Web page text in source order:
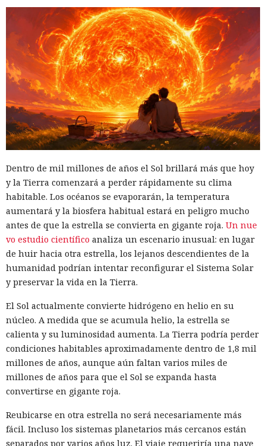
Dentro de mil millones de años el Sol brillará más que hoy
y la Tierra comenzará a perder rápidamente su clima
habitable. Los océanos se evaporarán, la temperatura
aumentará y la biosfera habitual estará en peligro mucho
antes de que la estrella se convierta en gigante roja. Un nue
vo estudio científico analiza un escenario inusual: en lugar
de huir hacia otra estrella, los lejanos descendientes de la
humanidad podrían intentar reconfigurar el Sistema Solar
y preservar la vida en la Tierra.
El Sol actualmente convierte hidrógeno en helio en su
núcleo. A medida que se acumula helio, la estrella se
calienta y su luminosidad aumenta. La Tierra podría perder
condiciones habitables aproximadamente dentro de 1,8 mil
millones de años, aunque aún faltan varios miles de
millones de años para que el Sol se expanda hasta
convertirse en gigante roja.
Reubicarse en otra estrella no será necesariamente más
fácil. Incluso los sistemas planetarios más cercanos están
separados por varios años luz. El viaje requeriría una nave